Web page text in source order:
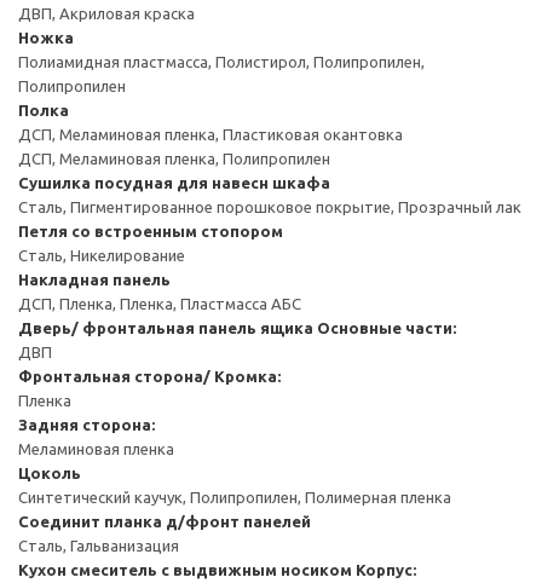
ДВП, Акриловая краска
Ножка
Полиамидная пластмасса, Полистирол, Полипропилен,
Полипропилен
Полка
ДСП, Меламиновая пленка, Пластиковая окантовка
ДСП, Меламиновая пленка, Полипропилен
Сушилка посудная для навесн шкафа
Сталь, Пигментированное порошковое покрытие, Прозрачный лак
Петля со встроенным стопором
Сталь, Никелирование
Накладная панель
ДСП, Пленка, Пленка, Пластмасса АБС
Дверь/ фронтальная панель ящика Основные части:
ДВП
Фронтальная сторона/ Кромка:
Пленка
Задняя сторона:
Меламиновая пленка
Цоколь
Синтетический каучук, Полипропилен, Полимерная пленка
Соединит планка д/фронт панелей
Сталь, Гальванизация
Кухон смеситель с выдвижным носиком Корпус: